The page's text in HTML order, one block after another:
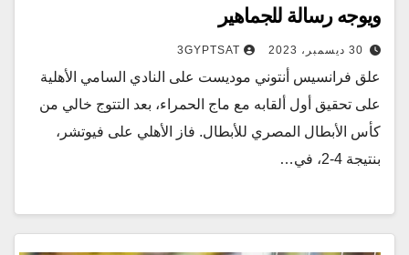
ويوجه رسالة للجماهير
30 ديسمبر، 2023 3GYPTSAT
علق فرانسيس أنتوني موديست على النادي السامي الأهلية
على تحقيق أول ألقابه مع ماج الحمراء، بعد التتوج خالي من
كأس الأبطال المصري للأبطال. فاز الأهلي على فيوتشر،
بنتيجة 4-2، في…